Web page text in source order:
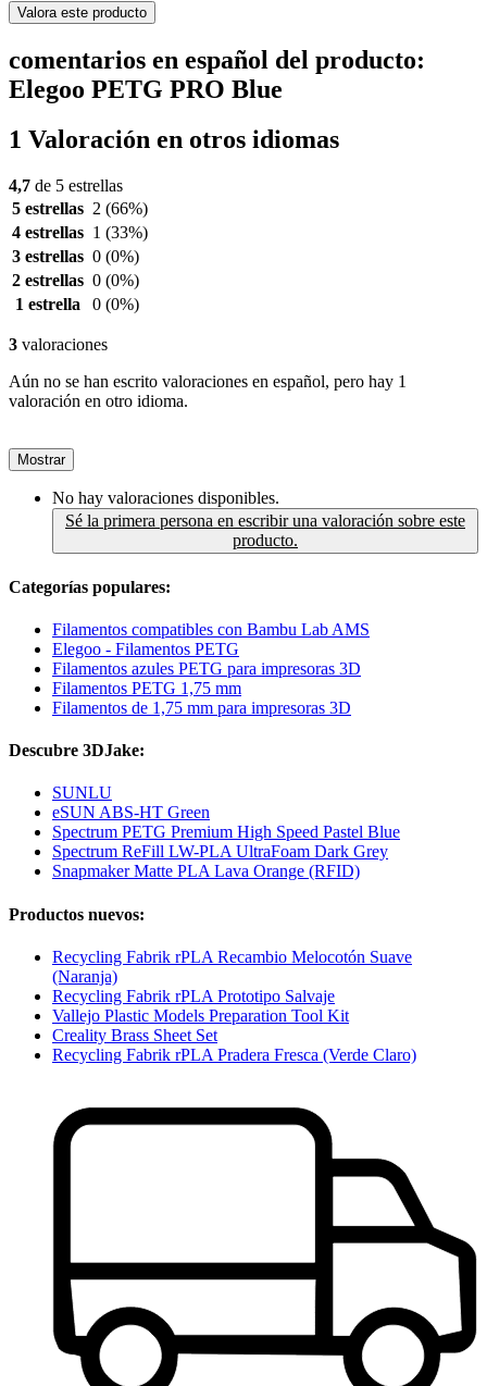
Valora este producto
comentarios en español del producto:
Elegoo PETG PRO Blue
1 Valoración en otros idiomas
4,7 de 5 estrellas
5 estrellas 2 (66%)
4 estrellas 1 (33%)
3 estrellas 0 (0%)
2 estrellas 0 (0%)
1 estrella
0 (0%)
3 valoraciones
Aún no se han escrito valoraciones en español, pero hay 1
valoración en otro idioma.
Mostrar
No hay valoraciones disponibles.
Sé la primera persona en escribir una valoración sobre este
producto.
Categorías populares:
Filamentos compatibles con Bambu Lab AMS
Elegoo - Filamentos PETG
Filamentos azules PETG para impresoras 3D
Filamentos PETG 1,75 mm
Filamentos de 1,75 mm para impresoras 3D
Descubre 3DJake:
SUNLU
eSUN ABS-HT Green
Spectrum PETG Premium High Speed Pastel Blue
Spectrum ReFill LW-PLA UltraFoam Dark Grey
Snapmaker Matte PLA Lava Orange (RFID)
Productos nuevos:
Recycling Fabrik rPLA Recambio Melocotón Suave
(Naranja)
Recycling Fabrik rPLA Prototipo Salvaje
Vallejo Plastic Models Preparation Tool Kit
Creality Brass Sheet Set
Recycling Fabrik rPLA Pradera Fresca (Verde Claro)